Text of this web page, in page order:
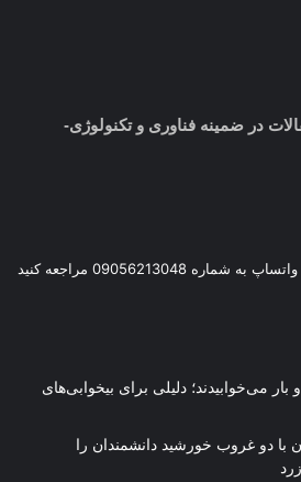
در ضمینه فناوری و تکنولوژی-
09056213048 مراجعه کنید
می‌خوابیدند؛ دلیلی برای بیخوابی‌های
دو غروب خورشید دانشمندان را